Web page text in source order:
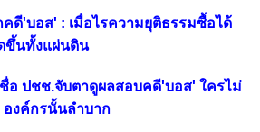
ดี'บอส' : เมื่อไรความยุติธรรมซื้อได้
ขึ้นทั้งแผ่นดิน
อ ปชช.จับตาดูผลสอบคดี'บอส' ใครไม่
องค์กรนั้นลำบาก